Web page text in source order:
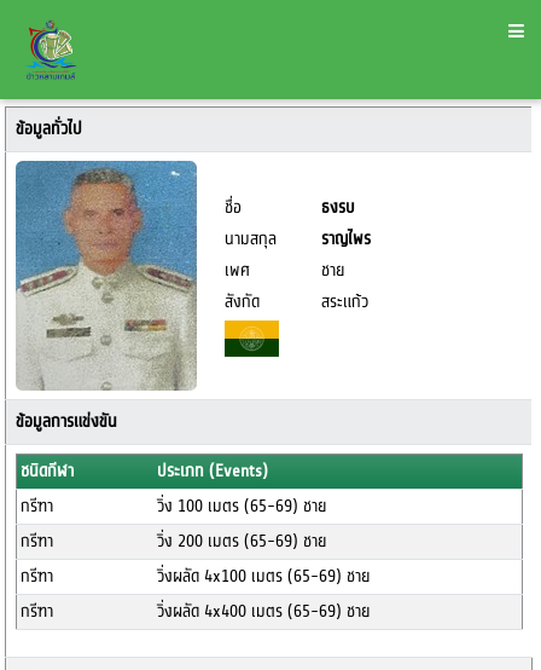
ข้อมูลทั่วไป
ชื่อ
ธงรบ
นามสกุล
ราญไพร
เพศ
ชาย
สังกัด
สระแก้ว
ข้อมูลการแข่งขัน
ชนิดกีฬา
ประเภท (Events)
กรีฑา
วิ่ง 100 เมตร (65-69) ชาย
กรีฑา
วิ่ง 200 เมตร (65-69) ชาย
กรีฑา
วิ่งผลัด 4x100 เมตร (65-69) ชาย
กรีฑา
วิ่งผลัด 4x400 เมตร (65-69) ชาย